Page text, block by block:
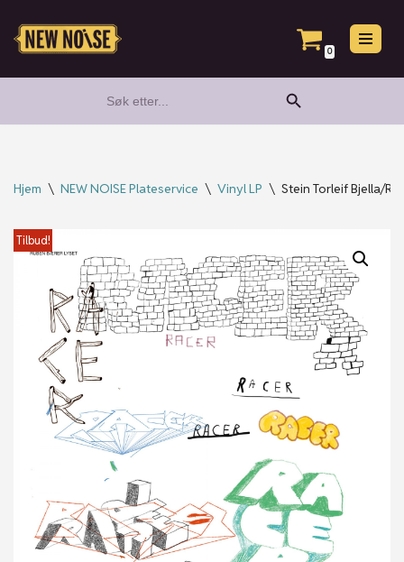
Hopp
0
for:
Search Button
Hjem \ NEW NOISE Plateservice \ Vinyl LP \ Stein Torleif Bjella/
Tilbud!